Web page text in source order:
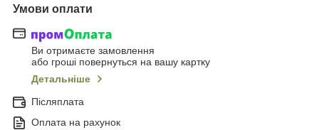
Умови оплати
Ви отримаєте замовлення
або гроші повернуться на вашу картку
Детальніше
Післяплата
Оплата на рахунок